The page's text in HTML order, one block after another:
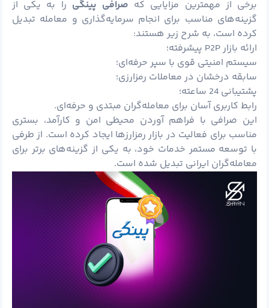
برخی از مهمترین مزایایی که صرافی پینگی را به یکی از
گزینه‌های مناسب برای انجام سرمایه‌گذاری و معامله تبدیل
کرده است، به شرح زیر هستند:
ارائه بازار P2P پیشرفته؛
سیستم امنیتی قوی با سپر حرفه‌ای؛
سابقه درخشان در معاملات رمزارزی؛
پشتیبانی 24 ساعته؛
رابط کاربری آسان برای معامله‌گران مبتدی و حرفه‌ای.
این صرافی با فراهم آوردن محیطی امن و کارآمد، بستری
مناسب برای فعالیت در بازار رمزارزها ایجاد کرده است. از طرفی
با توسعه مستمر خدمات خود، به یکی از گزینه‌های برتر برای
معامله‌گران ایرانی تبدیل شده است.